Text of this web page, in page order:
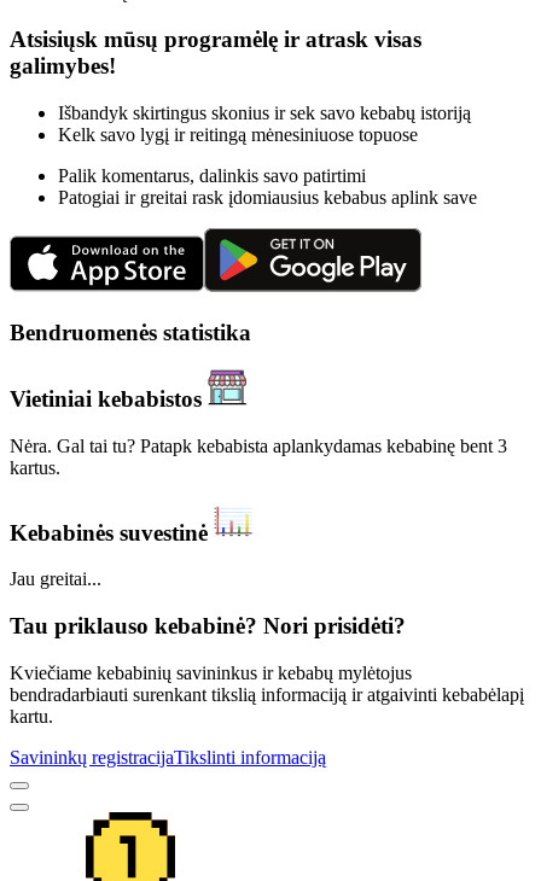
Atsisiųsk mūsų programėlę ir atrask visas
galimybes!
Išbandyk skirtingus skonius ir sek savo kebabų istoriją
Kelk savo lygį ir reitingą mėnesiniuose topuose
Palik komentarus, dalinkis savo patirtimi
Patogiai ir greitai rask įdomiausius kebabus aplink save
Bendruomenės statistika
Vietiniai kebabistos
Nėra. Gal tai tu? Patapk kebabista aplankydamas kebabinę bent 3
kartus.
Kebabinės suvestinė
Jau greitai...
Tau priklauso kebabinė? Nori prisidėti?
Kviečiame kebabinių savininkus ir kebabų mylėtojus
bendradarbiauti surenkant tikslią informaciją ir atgaivinti kebabėlapį
kartu.
Savininkų registracijaTikslinti informaciją